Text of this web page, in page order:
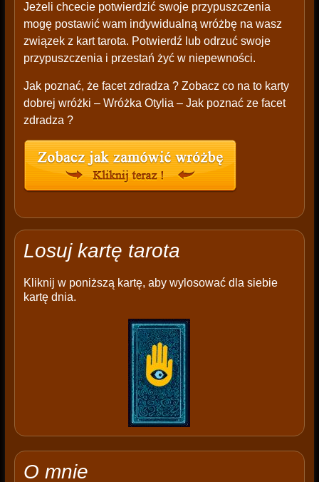
Jeżeli chcecie potwierdzić swoje przypuszczenia
mogę postawić wam indywidualną wróżbę na wasz
związek z kart tarota. Potwierdź lub odrzuć swoje
przypuszczenia i przestań żyć w niepewności.
Jak poznać, że facet zdradza ? Zobacz co na to karty
dobrej wróżki – Wróżka Otylia – Jak poznać ze facet
zdradza ?
Losuj kartę tarota
Kliknij w poniższą kartę, aby wylosować dla siebie
kartę dnia.
O mnie